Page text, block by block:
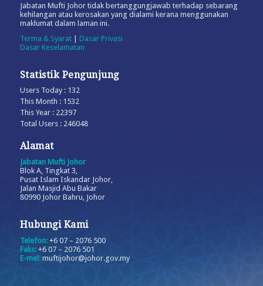
Jabatan Mufti Johor tidak bertanggungjawab terhadap sebarang
kehilangan atau kerosakan yang dialami kerana menggunakan
maklumat dalam laman ini.
Terma & Syarat| Dasar Privasi
Dasar Keselamatan
Statistik Pengunjung
Users Today : 132
This Month : 1532
This Year : 22397
Total Users : 246048
Alamat
Jabatan Mufti Johor
Blok A, Tingkat 3,
Pusat Islam Iskandar Johor,
Jalan Masjid Abu Bakar
80990 Johor Bahru, Johor
Hubungi Kami
Telefon:+6 07 – 2076 500
Faks:+6 07 – 2076 501
E-mel:muftijohor@johor.gov.my